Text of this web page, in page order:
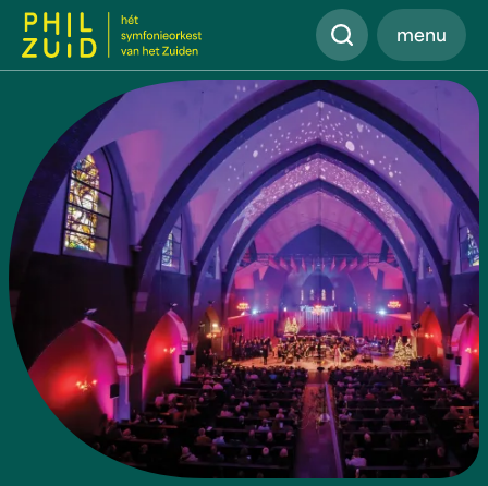
Zoeken
menu